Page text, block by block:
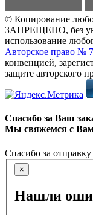
© Копирование
ЗАПРЕЩЕНО, без
использование
Авторское право №
конвенцией,
защите
Спасибо за Ваш
Мы свяжемся с
Спасибо за
×
Нашли